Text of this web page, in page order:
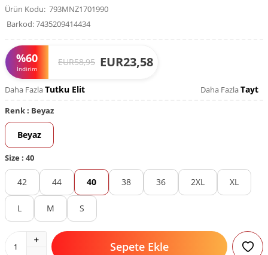
Ürün Kodu: 793MNZ1701990
Barkod:7435209414434
%60
İndirim
EUR58,95 EUR23,58
Daha FazlaTutku Elit Daha FazlaTayt
Renk : Beyaz
Beyaz
Size : 40
42 44 40 38 36 2XL XL
L M S
Sepete Ekle